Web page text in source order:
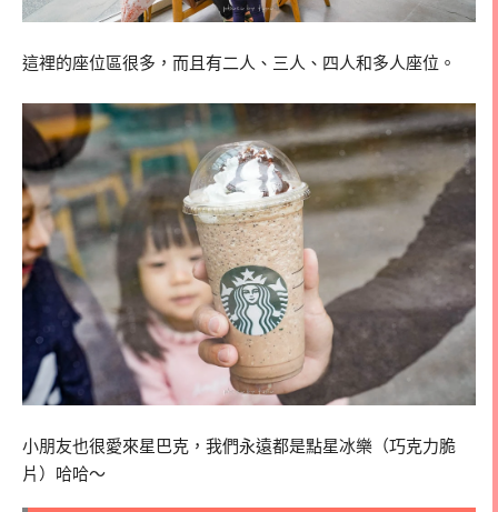
這裡的座位區很多，而且有二人、三人、四人和多人座位。
小朋友也很愛來星巴克，我們永遠都是點星冰樂（巧克力脆
片）哈哈～